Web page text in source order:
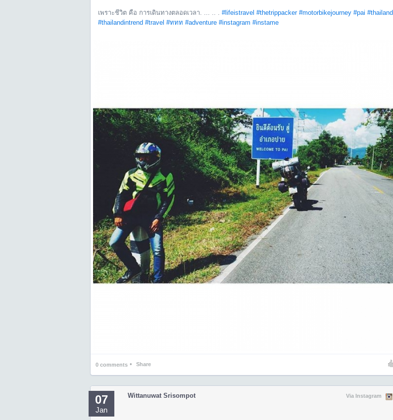
เพราะชีวิต คือ การเดินทางตลอดเวลา. ... .. . #lifeistravel #thetrippacker #motorbikejourney #pai #thailand
#thailandintrend #travel #ททท #adventure #instagram #instame
0comments• Share
07
Jan
Via Instagram
Wittanuwat Srisompot